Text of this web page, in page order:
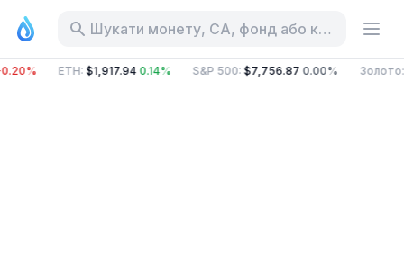
Шукати монету, CA, фонд або категорію
ETH: $1,917.94 0.14% S&P 500: $7,756.87 0.00% Золото